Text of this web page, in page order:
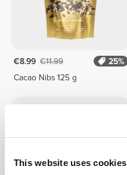
This website uses cookies
€8.99 €11.99
25%
Cacao Nibs 125 g